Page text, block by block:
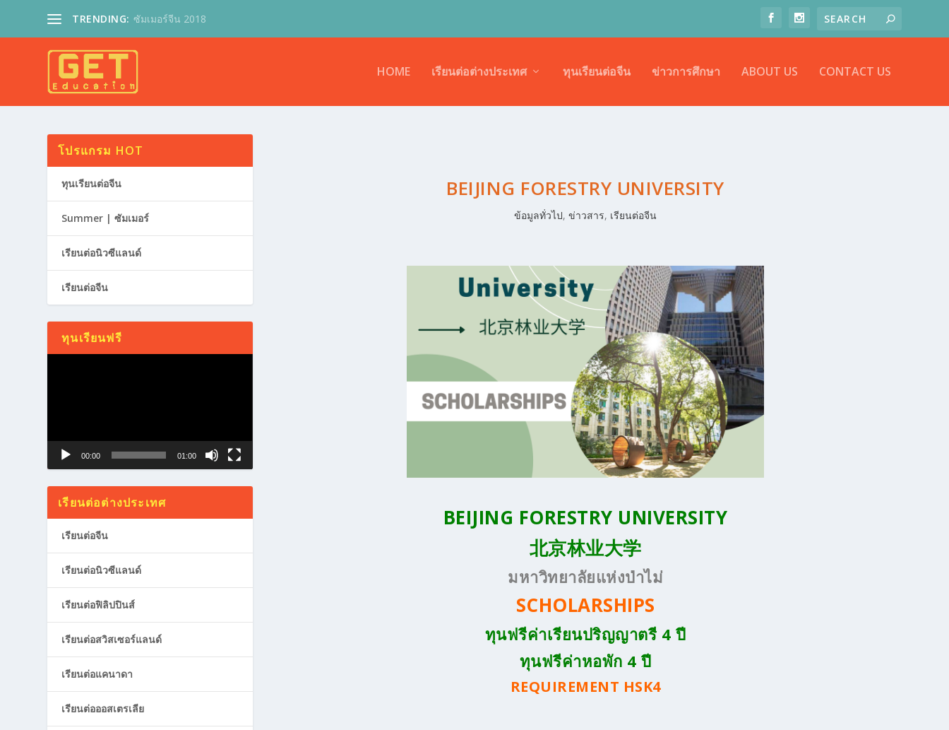
TRENDING: ซัมเมอร์จีน 2018
HOME เรียนต่อต่างประเทศ ทุนเรียนต่อจีน ข่าวการศึกษา ABOUT US CONTACT US
BEIJING FORESTRY UNIVERSITY
ข้อมูลทั่วไป,ข่าวสาร, เรียนต่อจีน
BEIJING FORESTRY UNIVERSITY
北京林业大学
มหาวิทยาลัยแห่งป่าไม่
SCHOLARSHIPS
ทุนฟรีค่าเรียนปริญญาตรี 4 ปี
ทุนฟรีค่าหอพัก 4 ปี
REQUIREMENT HSK4
โปรแกรม HOT
ทุนเรียนต่อจีน
Summer | ซัมเมอร์
เรียนต่อนิวซีแลนด์
เรียนต่อจีน
ทุนเรียนฟรี
00:00 01:00
เรียนต่อต่างประเทศ
เรียนต่อจีน
เรียนต่อนิวซีแลนด์
เรียนต่อฟิลิปปินส์
เรียนต่อสวิสเซอร์แลนด์
เรียนต่อแคนาดา
เรียนต่อออสเตรเลีย